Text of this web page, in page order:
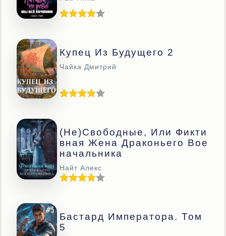
Купец Из Будущего 2
Чайка Дмитрий
(Не)свободные, Или Фикти
Вная Жена Драконьего Вое
Начальника
Найт Алекс
Бастард Императора. Том
5